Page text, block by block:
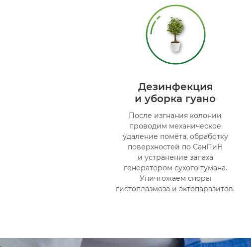
Дезинфекция
и уборка гуано
После изгнания колонии
проводим механическое
удаление помёта, обработку
поверхностей по СанПиН
и устранение запаха
генератором сухого тумана.
Уничтожаем споры
гистоплазмоза и эктопаразитов.